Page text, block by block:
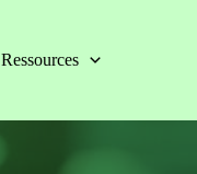
Ressources